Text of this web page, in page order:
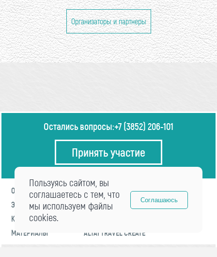
Организаторы и партнеры
Остались вопросы:+7 (3852) 206-101
Принять участие
О ФОРУМЕ
ПРОГРАММА
ЭКСПЕРТЫ
НОВОСТИ
КОНТАКТЫ
МАТЕРИАЛЫ
ALTAI TRAVEL CREATE
Пользуясь сайтом, вы
соглашаетесь с тем, что
мы используем файлы
cookies.
Соглашаюсь